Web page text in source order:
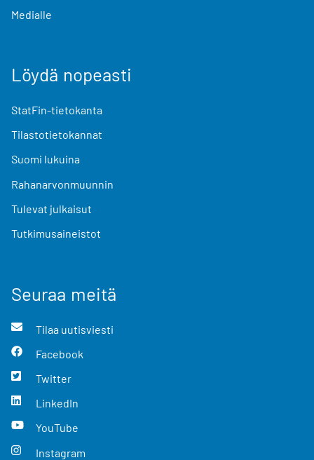
Medialle
Löydä nopeasti
StatFin-tietokanta
Tilastotietokannat
Suomi lukuina
Rahanarvonmuunnin
Tulevat julkaisut
Tutkimusaineistot
Seuraa meitä
Tilaa uutisviesti
Facebook
Twitter
LinkedIn
YouTube
Instagram